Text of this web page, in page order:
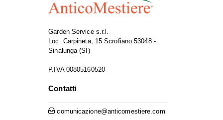
Garden Service s.r.l.
Loc. Carpineta, 15 Scrofiano 53048 -
Sinalunga (SI)
P.IVA 00805160520
Contatti
comunicazione@anticomestiere.com